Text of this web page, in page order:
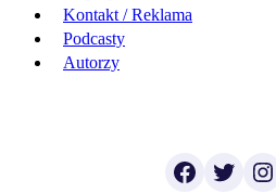
Kontakt / Reklama
Podcasty
Autorzy
Facebook
Twitter